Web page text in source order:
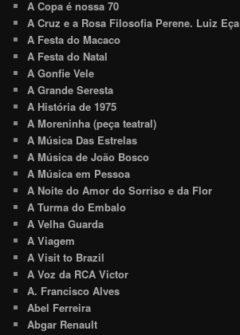
A Copa é nossa 70
A Cruz e a Rosa Filosofia Perene. Luiz Eça
A Festa do Macaco
A Festa do Natal
A Gonfie Vele
A Grande Seresta
A História de 1975
A Moreninha (peça teatral)
A Música Das Estrelas
A Música de João Bosco
A Música em Pessoa
A Noite do Amor do Sorriso e da Flor
A Turma do Embalo
A Velha Guarda
A Viagem
A Visit to Brazil
A Voz da RCA Victor
A. Francisco Alves
Abel Ferreira
Abgar Renault